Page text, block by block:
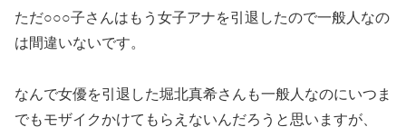
ただ○○○子さんはもう女子アナを引退したので一般人なの
は間違いないです。
なんで女優を引退した堀北真希さんも一般人なのにいつま
でもモザイクかけてもらえないんだろうと思いますが、